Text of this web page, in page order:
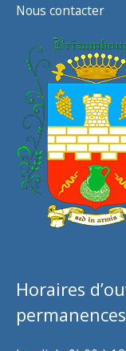
Nous contacter
Horaires